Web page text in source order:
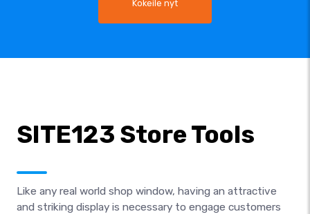
Kokeile nyt
SITE123 Store Tools
Like any real world shop window, having an attractive
and striking display is necessary to engage customers